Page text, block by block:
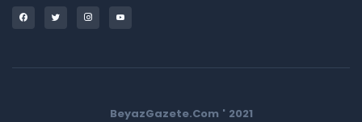
BeyazGazete.Com ' 2021